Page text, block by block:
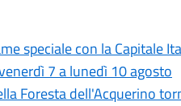
speciale con la Capitale
7 a lunedì 10 agosto
Foresta dell'Acquerino